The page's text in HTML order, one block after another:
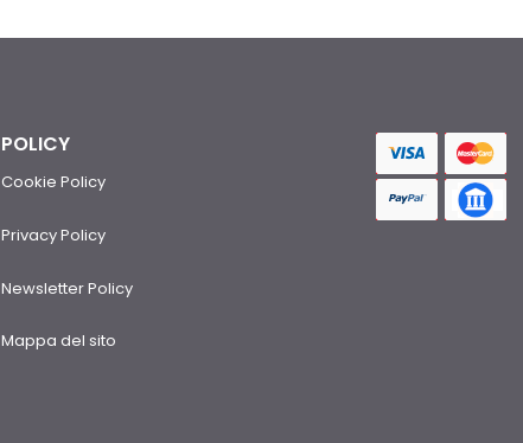
POLICY
Cookie Policy
Privacy Policy
Newsletter Policy
Mappa del sito